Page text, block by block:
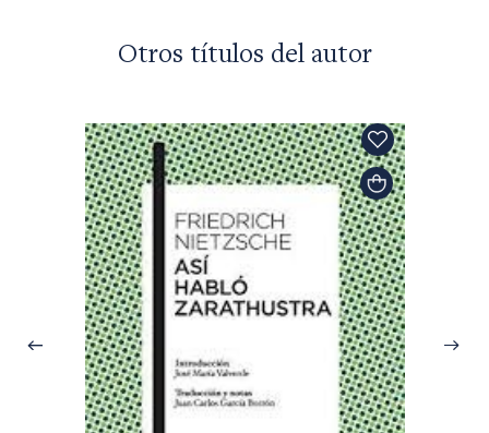
Otros títulos del autor